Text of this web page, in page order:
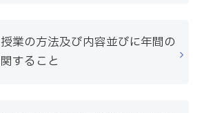
業の方法及び内容並びに年間の
すること